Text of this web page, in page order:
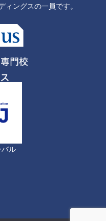
ングスの一員です。
ル